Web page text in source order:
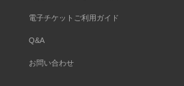
電子チケットご利用ガイド
Q&A
お問い合わせ